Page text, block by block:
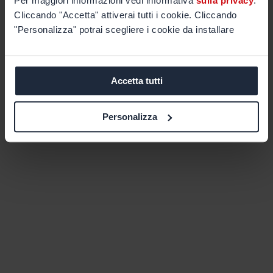
Cliccando "Accetta" attiverai tutti i cookie. Cliccando
"Personalizza" potrai scegliere i cookie da installare
Accetta tutti
Personalizza